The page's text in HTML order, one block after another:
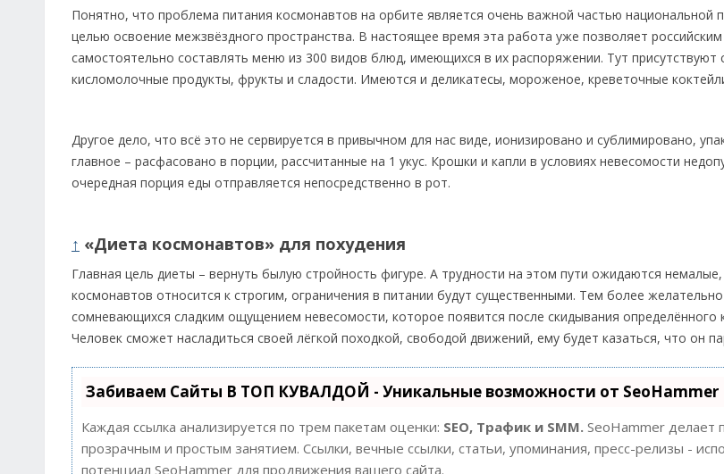
Понятно, что проблема питания космонавтов на орбите является очень важной частью
целью освоение межзвёздного пространства. В настоящее время эта работа уже позволяет
самостоятельно составлять меню из 300 видов блюд, имеющихся в их распоряжении. Тут присутствуют
кисломолочные продукты, фрукты и сладости. Имеются и деликатесы, мороженое, креветочные
Другое дело, что всё это не сервируется в привычном для нас виде, ионизировано и сублимировано,
главное – расфасовано в порции, рассчитанные на 1 укус. Крошки и капли в условиях невесомости
очередная порция еды отправляется непосредственно в рот.
↑ «Диета космонавтов» для похудения
Главная цель диеты – вернуть былую стройность фигуре. А трудности на этом пути ожидаются немалые,
космонавтов относится к строгим, ограничения в питании будут существенными. Тем более
сомневающихся сладким ощущением невесомости, которое появится после скидывания определённого
Человек сможет насладиться своей лёгкой походкой, свободой движений, ему будет казаться, что он
Забиваем Сайты В ТОП КУВАЛДОЙ - Уникальные возможности от SeoHammer
Каждая ссылка анализируется по трем пакетам оценки: SEO, Трафик и SMM. SeoHammer делает
прозрачным и простым занятием. Ссылки, вечные ссылки, статьи, упоминания, пресс-релизы -
потенциал SeoHammer для продвижения вашего сайта.